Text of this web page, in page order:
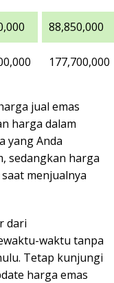
88,850,000
177,700,000
jual emas
harga dalam
yang Anda
sedangkan harga
menjualnya
dari
waktu tanpa
Tetap kunjungi
harga emas